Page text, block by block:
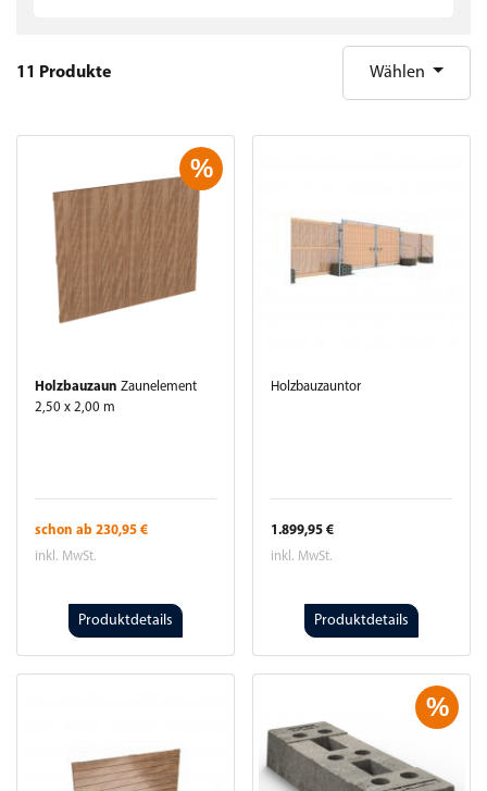
11 Produkte Wählen
Holzbauzaun Zaunelement
2,50 x 2,00 m
%
schon ab 230,95 €
inkl. MwSt.
Produktdetails
Holzbauzauntor
1.899,95 €
inkl. MwSt.
Produktdetails
%